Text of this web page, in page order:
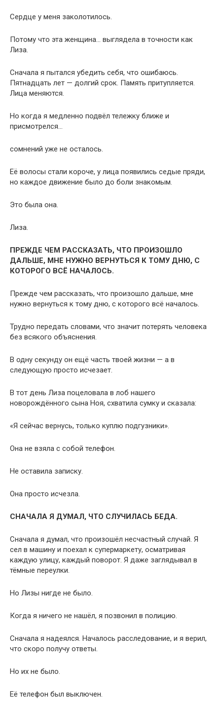
Сердце у меня заколотилось.
Потому что эта женщина… выглядела в точности как
Лиза.
Сначала я пытался убедить себя, что ошибаюсь.
Пятнадцать лет — долгий срок. Память притупляется.
Лица меняются.
Но когда я медленно подвёл тележку ближе и
присмотрелся…
сомнений уже не осталось.
Её волосы стали короче, у лица появились седые пряди,
но каждое движение было до боли знакомым.
Это была она.
Лиза.
ПРЕЖДЕ ЧЕМ РАССКАЗАТЬ, ЧТО ПРОИЗОШЛО
ДАЛЬШЕ, МНЕ НУЖНО ВЕРНУТЬСЯ К ТОМУ ДНЮ, С
КОТОРОГО ВСЁ НАЧАЛОСЬ.
Прежде чем рассказать, что произошло дальше, мне
нужно вернуться к тому дню, с которого всё началось.
Трудно передать словами, что значит потерять человека
без всякого объяснения.
В одну секунду он ещё часть твоей жизни — а в
следующую просто исчезает.
В тот день Лиза поцеловала в лоб нашего
новорождённого сына Ноя, схватила сумку и сказала:
«Я сейчас вернусь, только куплю подгузники».
Она не взяла с собой телефон.
Не оставила записку.
Она просто исчезла.
СНАЧАЛА Я ДУМАЛ, ЧТО СЛУЧИЛАСЬ БЕДА.
Сначала я думал, что произошёл несчастный случай. Я
сел в машину и поехал к супермаркету, осматривая
каждую улицу, каждый поворот. Я даже заглядывал в
тёмные переулки.
Но Лизы нигде не было.
Когда я ничего не нашёл, я позвонил в полицию.
Сначала я надеялся. Началось расследование, и я верил,
что скоро получу ответы.
Но их не было.
Её телефон был выключен.